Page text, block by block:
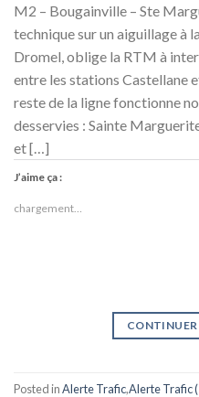
M2 – Bougainville – Ste
technique sur un aiguillage à
Dromel, oblige la RTM à
entre les stations Castellane
reste de la ligne fonctionne
desservies : Sainte
et […]
J’aime ça :
chargement…
CONTINUER
Posted inAlerte Trafic,Alerte Trafic